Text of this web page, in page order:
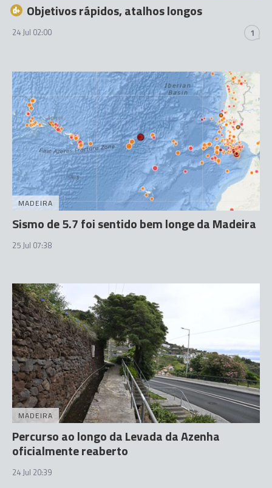
Objetivos rápidos, atalhos longos
24 Jul 02:00 1
MADEIRA
Sismo de 5.7 foi sentido bem longe da Madeira
25 Jul 07:38
MADEIRA
Percurso ao longo da Levada da Azenha
oficialmente reaberto
24 Jul 20:39